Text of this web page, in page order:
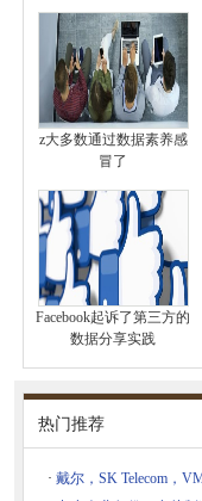
z大多数通过数据素养感
冒了
Facebook起诉了第三方的
数据分享实践
热门推荐
· 戴尔，SK Telecom，